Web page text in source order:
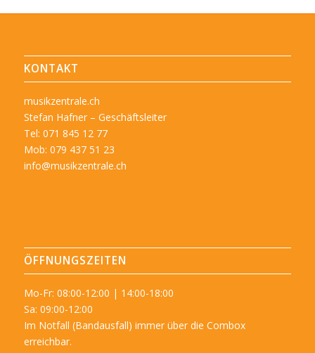
KONTAKT
musikzentrale.ch
Stefan Hafner – Geschäftsleiter
Tel: 071 845 12 77
Mob: 079 437 51 23
info@musikzentrale.ch
ÖFFNUNGSZEITEN
Mo-Fr: 08:00-12:00 | 14:00-18:00
Sa: 09:00-12:00
Im Notfall (Bandausfall) immer über die Combox
erreichbar.